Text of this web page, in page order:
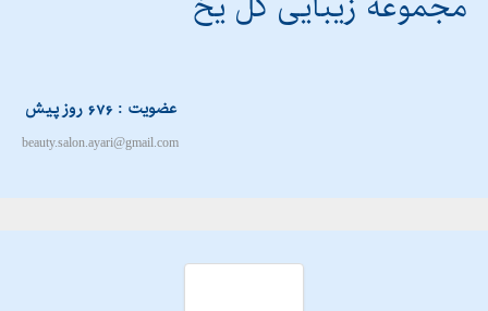
عضویت : 676 روز پیش
beauty.salon.ayari@gmail.com